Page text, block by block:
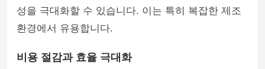
성을 극대화할 수 있습니다. 이는 특히 복잡한 제조
환경에서 유용합니다.
비용 절감과 효율 극대화